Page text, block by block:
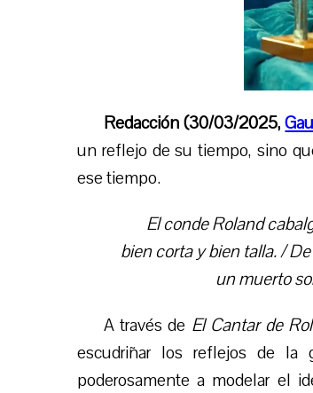
Redacción (30/03/2025,
un reflejo de su tiempo, sino
ese tiempo.
El conde Roland
bien corta y bien talla. /
un muerto
A través de El Cantar de
escudriñar los reflejos de la
poderosamente a modelar el